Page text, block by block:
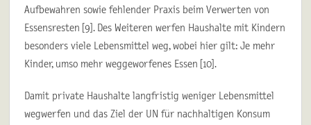
Aufbewahren sowie fehlender Praxis beim Verwerten von
Essensresten [9]. Des Weiteren werfen Haushalte mit Kindern
besonders viele Lebensmittel weg, wobei hier gilt: Je mehr
Kinder, umso mehr weggeworfenes Essen [10].
Damit private Haushalte langfristig weniger Lebensmittel
wegwerfen und das Ziel der UN für nachhaltigen Konsum